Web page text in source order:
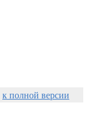
к полной версии